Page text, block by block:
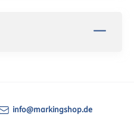
info@markingshop.de